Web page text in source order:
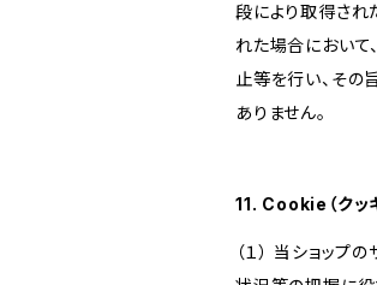
段により取得され
れた場合において
止等を行い、その
ありません。
11. Cookie（クッ
（１） 当ショッ